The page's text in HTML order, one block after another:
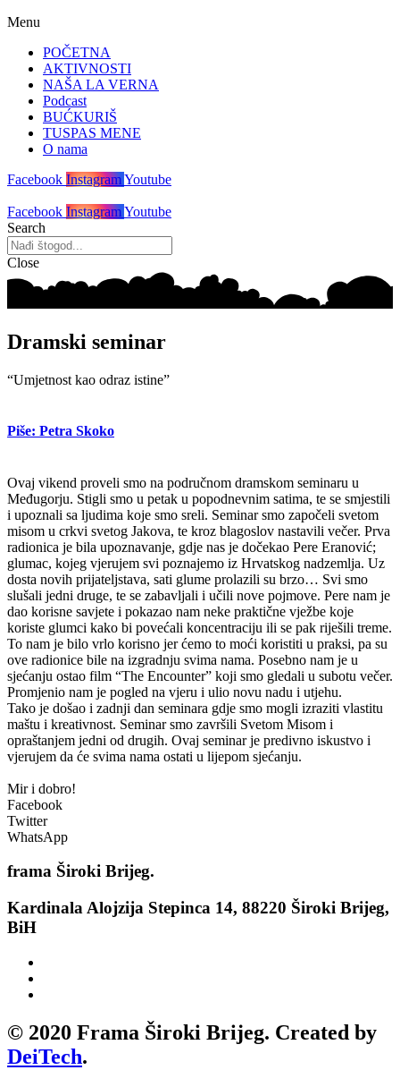
Menu
POČETNA
AKTIVNOSTI
NAŠA LA VERNA
Podcast
BUĆKURIŠ
TUSPAS MENE
O nama
Facebook InstagramYoutube
Facebook InstagramYoutube
Search
Close
Dramski seminar
“Umjetnost kao odraz istine”
Piše: Petra Skoko
Ovaj vikend proveli smo na područnom dramskom seminaru u
Međugorju. Stigli smo u petak u popodnevnim satima, te se smjestili
i upoznali sa ljudima koje smo sreli. Seminar smo započeli svetom
misom u crkvi svetog Jakova, te kroz blagoslov nastavili večer. Prva
radionica je bila upoznavanje, gdje nas je dočekao Pere Eranović;
glumac, kojeg vjerujem svi poznajemo iz Hrvatskog nadzemlja. Uz
dosta novih prijateljstava, sati glume prolazili su brzo… Svi smo
slušali jedni druge, te se zabavljali i učili nove pojmove. Pere nam je
dao korisne savjete i pokazao nam neke praktične vježbe koje
koriste glumci kako bi povećali koncentraciju ili se pak riješili treme.
To nam je bilo vrlo korisno jer ćemo to moći koristiti u praksi, pa su
ove radionice bile na izgradnju svima nama. Posebno nam je u
sjećanju ostao film “The Encounter” koji smo gledali u subotu večer.
Promjenio nam je pogled na vjeru i ulio novu nadu i utjehu.
Tako je došao i zadnji dan seminara gdje smo mogli izraziti vlastitu
maštu i kreativnost. Seminar smo završili Svetom Misom i
opraštanjem jedni od drugih. Ovaj seminar je predivno iskustvo i
vjerujem da će svima nama ostati u lijepom sjećanju.
Mir i dobro!
Facebook
Twitter
WhatsApp
frama Široki Brijeg.
Kardinala Alojzija Stepinca 14, 88220 Široki Brijeg,
BiH
© 2020 Frama Široki Brijeg. Created by
DeiTech.